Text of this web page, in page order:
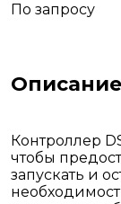
По запросу
Описание
Контроллер
чтобы
запускать и